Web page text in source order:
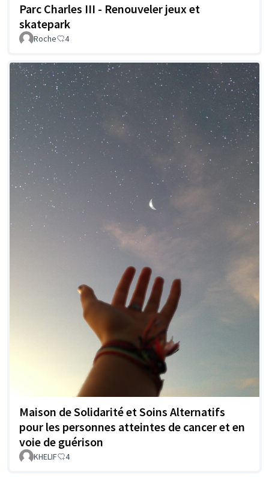
Parc Charles III - Renouveler jeux et
skatepark
Roche 4
Maison de Solidarité et Soins Alternatifs
pour les personnes atteintes de cancer et en
voie de guérison
KHELIF 4